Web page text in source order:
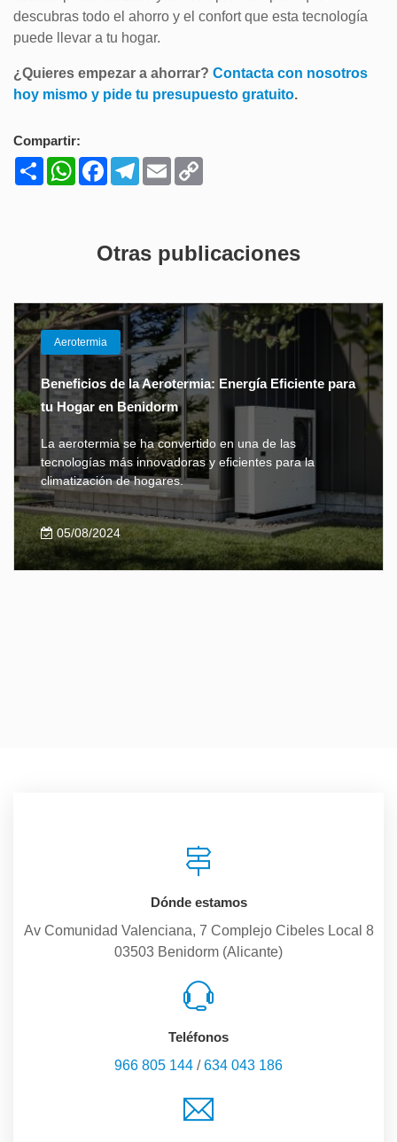
descubras todo el ahorro y el confort que esta tecnología
puede llevar a tu hogar.
¿Quieres empezar a ahorrar? Contacta con nosotros
hoy mismo y pide tu presupuesto gratuito.
Compartir:
ShareWhatsAppFacebookTelegram
Email
Otras publicaciones
Aerotermia
Beneficios de la Aerotermia: Energía Eficiente para
tu Hogar en Benidorm
La aerotermia se ha convertido en una de las
tecnologías más innovadoras y eficientes para la
climatización de hogares.
05/08/2024
Dónde estamos
Av Comunidad Valenciana, 7 Complejo Cibeles Local 8
03503 Benidorm (Alicante)
Teléfonos
966 805 144 /634 043 186